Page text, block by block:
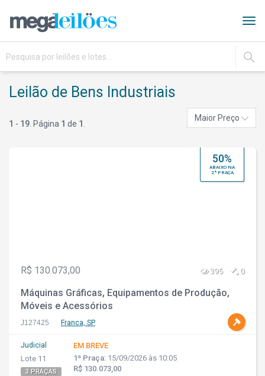
IR
Leilão de Bens Industriais
1 - 19 . Página 1 de 1
Maior Preço
50%
ABAIXO NA
2ª PRAÇA
R$ 130.073,00 395 0
Máquinas Gráficas, Equipamentos de Produção,
Móveis e Acessórios
J127425 Franca, SP
Judicial
Lote 11
3 PRAÇAS
EM BREVE
1ª Praça: 15/09/2026 às 10:05
R$ 130.073,00